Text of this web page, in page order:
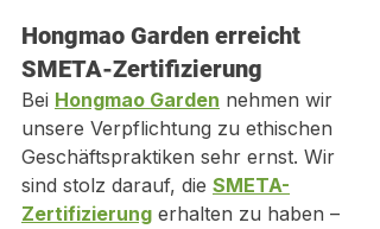
Hongmao Garden erreicht
SMETA-Zertifizierung
Bei Hongmao Garden nehmen wir
unsere Verpflichtung zu ethischen
Geschäftspraktiken sehr ernst. Wir
sind stolz darauf, die SMETA-
Zertifizierung erhalten zu haben –